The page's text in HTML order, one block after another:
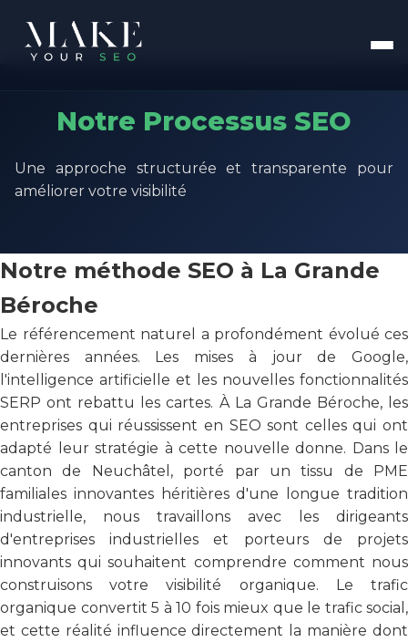
Notre Processus SEO
Une approche structurée et transparente pour
améliorer votre visibilité
Notre méthode SEO à La Grande
Béroche
Le référencement naturel a profondément évolué ces
dernières années. Les mises à jour de Google,
l'intelligence artificielle et les nouvelles fonctionnalités
SERP ont rebattu les cartes. À La Grande Béroche, les
entreprises qui réussissent en SEO sont celles qui ont
adapté leur stratégie à cette nouvelle donne. Dans le
canton de Neuchâtel, porté par un tissu de PME
familiales innovantes héritières d'une longue tradition
industrielle, nous travaillons avec les dirigeants
d'entreprises industrielles et porteurs de projets
innovants qui souhaitent comprendre comment nous
construisons votre visibilité organique. Le trafic
organique convertit 5 à 10 fois mieux que le trafic social,
et cette réalité influence directement la manière dont